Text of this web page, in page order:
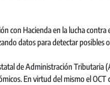
con Hacienda en la lucha
datos para detectar posibles
de Administración Tributaria
En virtud del mismo el OCT